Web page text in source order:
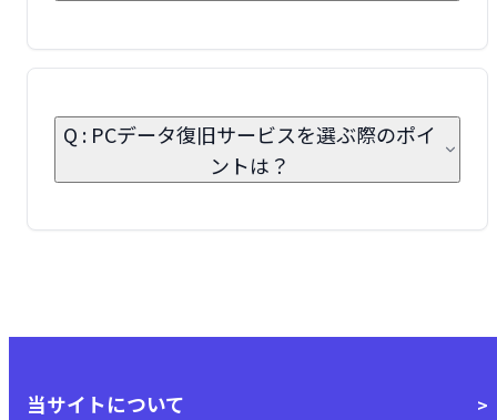
Q : PCデータ復旧サービスを選ぶ際のポイ
ントは？
当サイトについて